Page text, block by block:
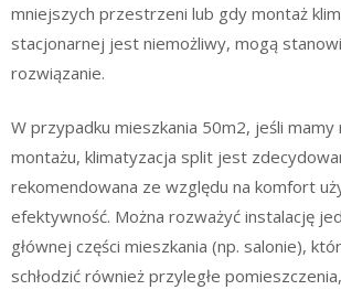
mniejszych przestrzeni lub gdy montaż
stacjonarnej jest niemożliwy, mogą
rozwiązanie.
W przypadku mieszkania 50m2, jeśli mamy
montażu, klimatyzacja split jest
rekomendowana ze względu na komfort
efektywność. Można rozważyć instalację
głównej części mieszkania (np. salonie),
schłodzić również przyległe